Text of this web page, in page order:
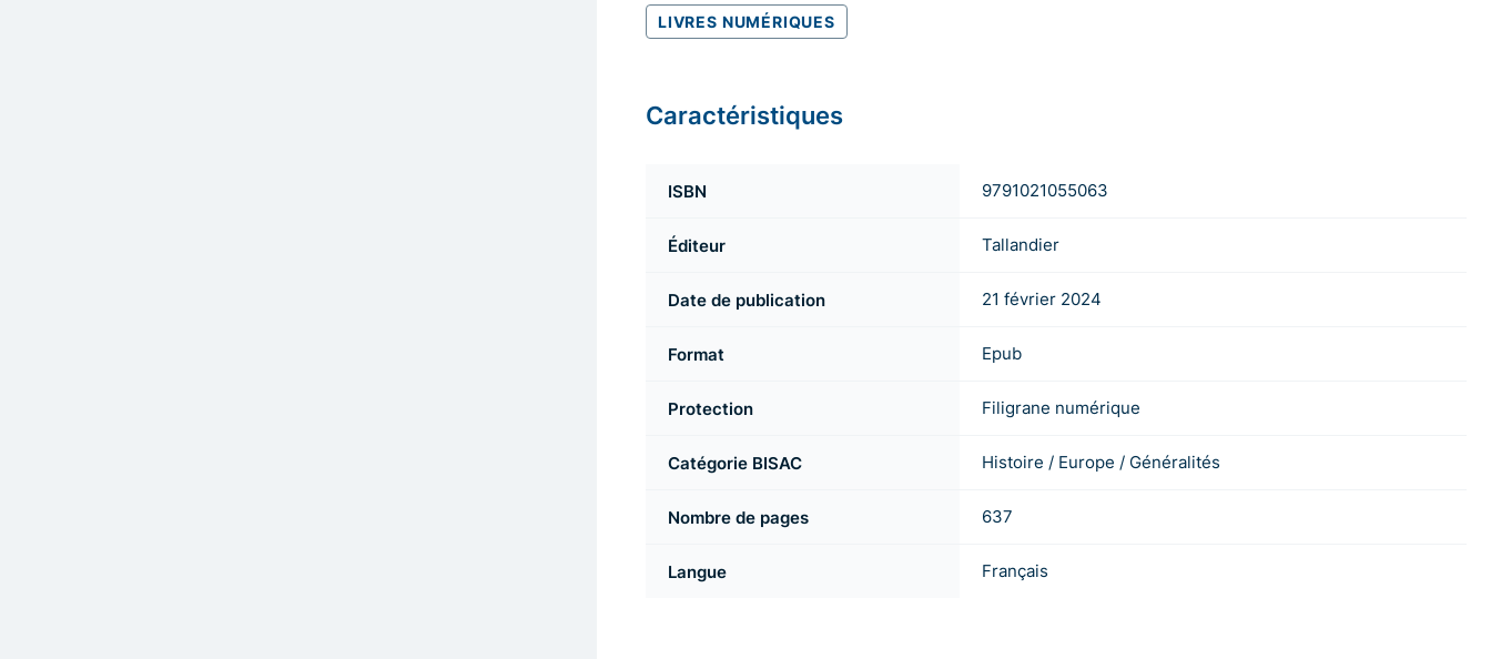
LIVRES NUMÉRIQUES
Caractéristiques
ISBN 9791021055063
Éditeur Tallandier
Date de publication 21 février 2024
Format Epub
Protection Filigrane numérique
Catégorie BISAC Histoire / Europe / Généralités
Nombre de pages 637
Langue Français